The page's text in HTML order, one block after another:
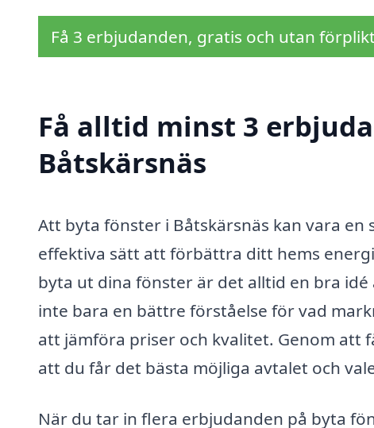
Få 3 erbjudanden, gratis och utan
Få alltid minst 3
Båtskärsnäs
Att byta fönster i Båtskärsnäs kan vara
effektiva sätt att förbättra ditt hems
byta ut dina fönster är det alltid en bra
inte bara en bättre förståelse för vad
att jämföra priser och kvalitet. Genom att
att du får det bästa möjliga avtalet och
När du tar in flera erbjudanden på byta